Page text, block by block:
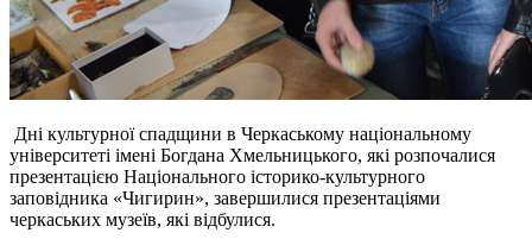
Дні культурної спадщини в Черкаському національному
університеті імені Богдана Хмельницького, які розпочалися
презентацією Національного історико-культурного
заповідника «Чигирин», завершилися презентаціями
черкаських музеїв, які відбулися.